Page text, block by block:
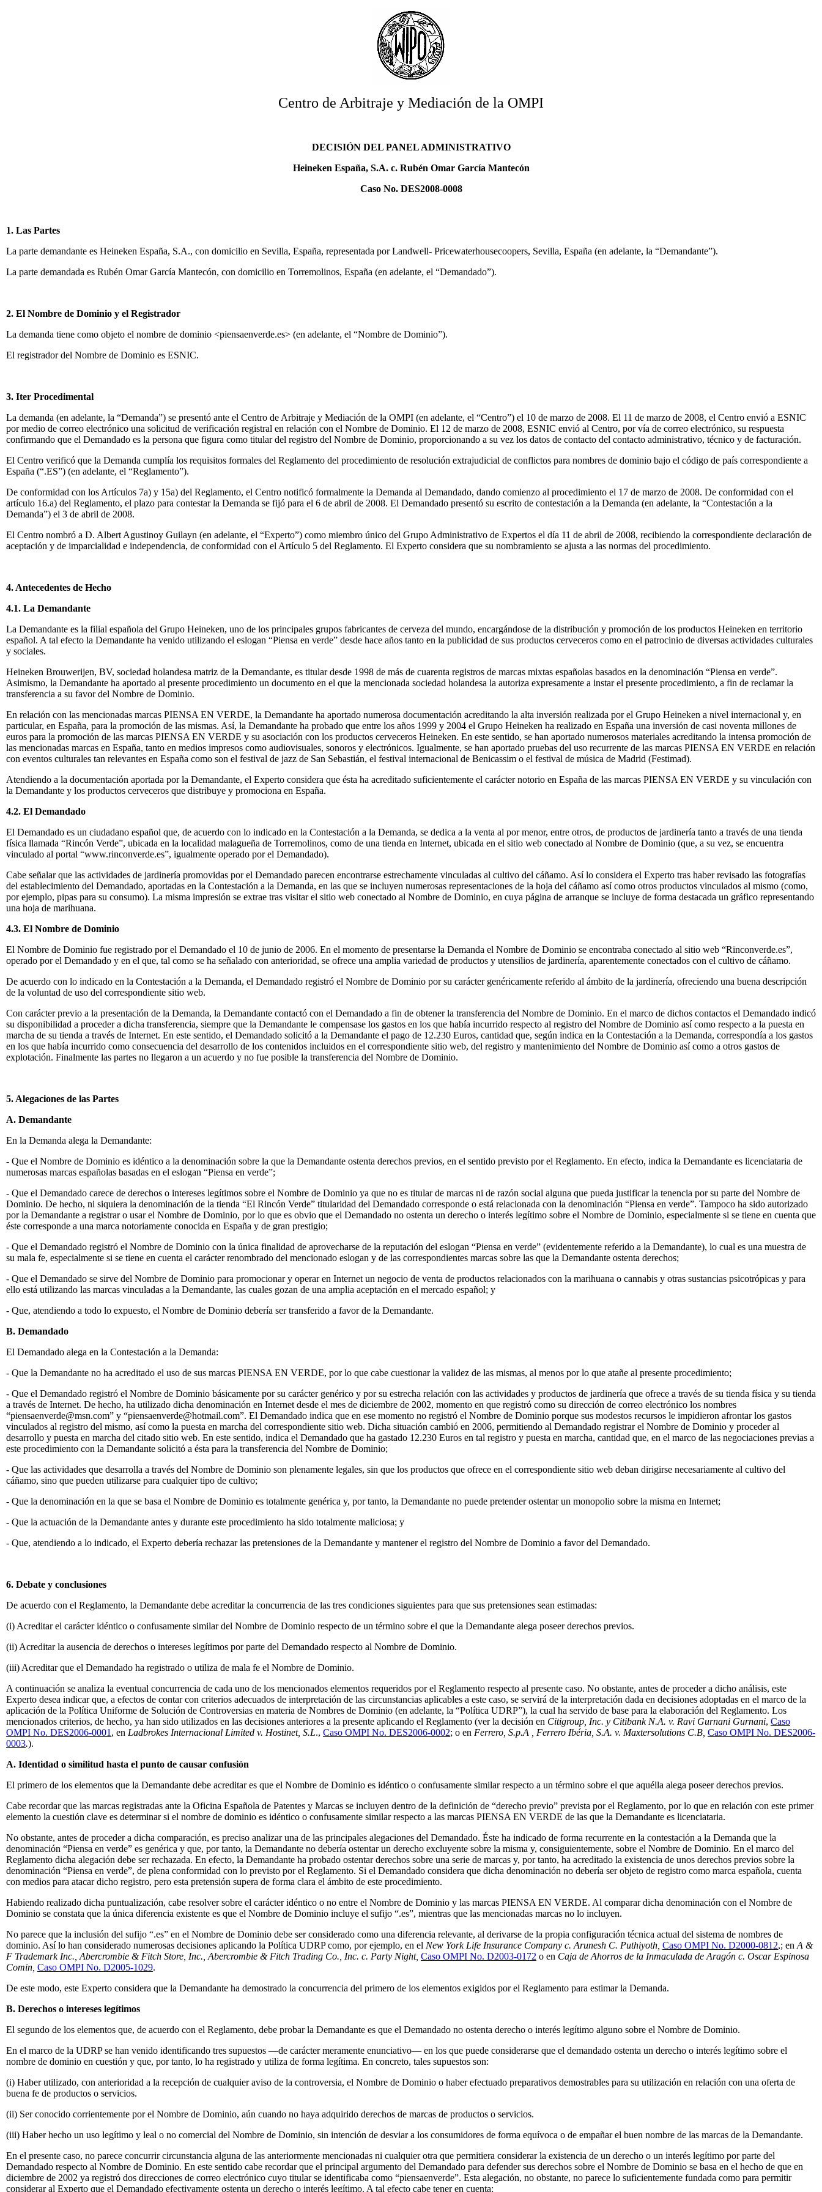
Centro de Arbitraje y Mediación de la OMPI
DECISIÓN DEL PANEL ADMINISTRATIVO
Heineken España, S.A. c. Rubén Omar García Mantecón
Caso No. DES2008-0008
1. Las Partes
La parte demandante es Heineken España, S.A., con domicilio en Sevilla, España, representada por Landwell- Pricewaterhousecoopers, Sevilla, España (en adelante, la “Demandante”).
La parte demandada es Rubén Omar García Mantecón, con domicilio en Torremolinos, España (en adelante, el “Demandado”).
2. El Nombre de Dominio y el Registrador
La demanda tiene como objeto el nombre de dominio <piensaenverde.es> (en adelante, el “Nombre de Dominio”).
El registrador del Nombre de Dominio es ESNIC.
3. Iter Procedimental
La demanda (en adelante, la “Demanda”) se presentó ante el Centro de Arbitraje y Mediación de la OMPI (en adelante, el “Centro”) el 10 de marzo de 2008. El 11 de marzo de 2008, el Centro envió a ESNIC
por medio de correo electrónico una solicitud de verificación registral en relación con el Nombre de Dominio. El 12 de marzo de 2008, ESNIC envió al Centro, por vía de correo electrónico, su respuesta
confirmando que el Demandado es la persona que figura como titular del registro del Nombre de Dominio, proporcionando a su vez los datos de contacto del contacto administrativo, técnico y de facturación.
El Centro verificó que la Demanda cumplía los requisitos formales del Reglamento del procedimiento de resolución extrajudicial de conflictos para nombres de dominio bajo el código de país correspondiente a
España (“.ES”) (en adelante, el “Reglamento”).
De conformidad con los Artículos 7a) y 15a) del Reglamento, el Centro notificó formalmente la Demanda al Demandado, dando comienzo al procedimiento el 17 de marzo de 2008. De conformidad con el
artículo 16.a) del Reglamento, el plazo para contestar la Demanda se fijó para el 6 de abril de 2008. El Demandado presentó su escrito de contestación a la Demanda (en adelante, la “Contestación a la
Demanda”) el 3 de abril de 2008.
El Centro nombró a D. Albert Agustinoy Guilayn (en adelante, el “Experto”) como miembro único del Grupo Administrativo de Expertos el día 11 de abril de 2008, recibiendo la correspondiente declaración de
aceptación y de imparcialidad e independencia, de conformidad con el Artículo 5 del Reglamento. El Experto considera que su nombramiento se ajusta a las normas del procedimiento.
4. Antecedentes de Hecho
4.1. La Demandante
La Demandante es la filial española del Grupo Heineken, uno de los principales grupos fabricantes de cerveza del mundo, encargándose de la distribución y promoción de los productos Heineken en territorio
español. A tal efecto la Demandante ha venido utilizando el eslogan “Piensa en verde” desde hace años tanto en la publicidad de sus productos cerveceros como en el patrocinio de diversas actividades culturales
y sociales.
Heineken Brouwerijen, BV, sociedad holandesa matriz de la Demandante, es titular desde 1998 de más de cuarenta registros de marcas mixtas españolas basados en la denominación “Piensa en verde”.
Asimismo, la Demandante ha aportado al presente procedimiento un documento en el que la mencionada sociedad holandesa la autoriza expresamente a instar el presente procedimiento, a fin de reclamar la
transferencia a su favor del Nombre de Dominio.
En relación con las mencionadas marcas PIENSA EN VERDE, la Demandante ha aportado numerosa documentación acreditando la alta inversión realizada por el Grupo Heineken a nivel internacional y, en
particular, en España, para la promoción de las mismas. Así, la Demandante ha probado que entre los años 1999 y 2004 el Grupo Heineken ha realizado en España una inversión de casi noventa millones de
euros para la promoción de las marcas PIENSA EN VERDE y su asociación con los productos cerveceros Heineken. En este sentido, se han aportado numerosos materiales acreditando la intensa promoción de
las mencionadas marcas en España, tanto en medios impresos como audiovisuales, sonoros y electrónicos. Igualmente, se han aportado pruebas del uso recurrente de las marcas PIENSA EN VERDE en relación
con eventos culturales tan relevantes en España como son el festival de jazz de San Sebastián, el festival internacional de Benicassim o el festival de música de Madrid (Festimad).
Atendiendo a la documentación aportada por la Demandante, el Experto considera que ésta ha acreditado suficientemente el carácter notorio en España de las marcas PIENSA EN VERDE y su vinculación con
la Demandante y los productos cerveceros que distribuye y promociona en España.
4.2. El Demandado
El Demandado es un ciudadano español que, de acuerdo con lo indicado en la Contestación a la Demanda, se dedica a la venta al por menor, entre otros, de productos de jardinería tanto a través de una tienda
física llamada “Rincón Verde”, ubicada en la localidad malagueña de Torremolinos, como de una tienda en Internet, ubicada en el sitio web conectado al Nombre de Dominio (que, a su vez, se encuentra
vinculado al portal “www.rinconverde.es”, igualmente operado por el Demandado).
Cabe señalar que las actividades de jardinería promovidas por el Demandado parecen encontrarse estrechamente vinculadas al cultivo del cáñamo. Así lo considera el Experto tras haber revisado las fotografías
del establecimiento del Demandado, aportadas en la Contestación a la Demanda, en las que se incluyen numerosas representaciones de la hoja del cáñamo así como otros productos vinculados al mismo (como,
por ejemplo, pipas para su consumo). La misma impresión se extrae tras visitar el sitio web conectado al Nombre de Dominio, en cuya página de arranque se incluye de forma destacada un gráfico representando
una hoja de marihuana.
4.3. El Nombre de Dominio
El Nombre de Dominio fue registrado por el Demandado el 10 de junio de 2006. En el momento de presentarse la Demanda el Nombre de Dominio se encontraba conectado al sitio web “Rinconverde.es”,
operado por el Demandado y en el que, tal como se ha señalado con anterioridad, se ofrece una amplia variedad de productos y utensilios de jardinería, aparentemente conectados con el cultivo de cáñamo.
De acuerdo con lo indicado en la Contestación a la Demanda, el Demandado registró el Nombre de Dominio por su carácter genéricamente referido al ámbito de la jardinería, ofreciendo una buena descripción
de la voluntad de uso del correspondiente sitio web.
Con carácter previo a la presentación de la Demanda, la Demandante contactó con el Demandado a fin de obtener la transferencia del Nombre de Dominio. En el marco de dichos contactos el Demandado indicó
su disponibilidad a proceder a dicha transferencia, siempre que la Demandante le compensase los gastos en los que había incurrido respecto al registro del Nombre de Dominio así como respecto a la puesta en
marcha de su tienda a través de Internet. En este sentido, el Demandado solicitó a la Demandante el pago de 12.230 Euros, cantidad que, según indica en la Contestación a la Demanda, correspondía a los gastos
en los que había incurrido como consecuencia del desarrollo de los contenidos incluidos en el correspondiente sitio web, del registro y mantenimiento del Nombre de Dominio así como a otros gastos de
explotación. Finalmente las partes no llegaron a un acuerdo y no fue posible la transferencia del Nombre de Dominio.
5. Alegaciones de las Partes
A. Demandante
En la Demanda alega la Demandante:
- Que el Nombre de Dominio es idéntico a la denominación sobre la que la Demandante ostenta derechos previos, en el sentido previsto por el Reglamento. En efecto, indica la Demandante es licenciataria de
numerosas marcas españolas basadas en el eslogan “Piensa en verde”;
- Que el Demandado carece de derechos o intereses legítimos sobre el Nombre de Dominio ya que no es titular de marcas ni de razón social alguna que pueda justificar la tenencia por su parte del Nombre de
Dominio. De hecho, ni siquiera la denominación de la tienda “El Rincón Verde” titularidad del Demandado corresponde o está relacionada con la denominación “Piensa en verde”. Tampoco ha sido autorizado
por la Demandante a registrar o usar el Nombre de Dominio, por lo que es obvio que el Demandado no ostenta un derecho o interés legítimo sobre el Nombre de Dominio, especialmente si se tiene en cuenta que
éste corresponde a una marca notoriamente conocida en España y de gran prestigio;
- Que el Demandado registró el Nombre de Dominio con la única finalidad de aprovecharse de la reputación del eslogan “Piensa en verde” (evidentemente referido a la Demandante), lo cual es una muestra de
su mala fe, especialmente si se tiene en cuenta el carácter renombrado del mencionado eslogan y de las correspondientes marcas sobre las que la Demandante ostenta derechos;
- Que el Demandado se sirve del Nombre de Dominio para promocionar y operar en Internet un negocio de venta de productos relacionados con la marihuana o cannabis y otras sustancias psicotrópicas y para
ello está utilizando las marcas vinculadas a la Demandante, las cuales gozan de una amplia aceptación en el mercado español; y
- Que, atendiendo a todo lo expuesto, el Nombre de Dominio debería ser transferido a favor de la Demandante.
B. Demandado
El Demandado alega en la Contestación a la Demanda:
- Que la Demandante no ha acreditado el uso de sus marcas PIENSA EN VERDE, por lo que cabe cuestionar la validez de las mismas, al menos por lo que atañe al presente procedimiento;
- Que el Demandado registró el Nombre de Dominio básicamente por su carácter genérico y por su estrecha relación con las actividades y productos de jardinería que ofrece a través de su tienda física y su tienda
a través de Internet. De hecho, ha utilizado dicha denominación en Internet desde el mes de diciembre de 2002, momento en que registró como su dirección de correo electrónico los nombres
“piensaenverde@msn.com” y “piensaenverde@hotmail.com”. El Demandado indica que en ese momento no registró el Nombre de Dominio porque sus modestos recursos le impidieron afrontar los gastos
vinculados al registro del mismo, así como la puesta en marcha del correspondiente sitio web. Dicha situación cambió en 2006, permitiendo al Demandado registrar el Nombre de Dominio y proceder al
desarrollo y puesta en marcha del citado sitio web. En este sentido, indica el Demandado que ha gastado 12.230 Euros en tal registro y puesta en marcha, cantidad que, en el marco de las negociaciones previas a
este procedimiento con la Demandante solicitó a ésta para la transferencia del Nombre de Dominio;
- Que las actividades que desarrolla a través del Nombre de Dominio son plenamente legales, sin que los productos que ofrece en el correspondiente sitio web deban dirigirse necesariamente al cultivo del
cáñamo, sino que pueden utilizarse para cualquier tipo de cultivo;
- Que la denominación en la que se basa el Nombre de Dominio es totalmente genérica y, por tanto, la Demandante no puede pretender ostentar un monopolio sobre la misma en Internet;
- Que la actuación de la Demandante antes y durante este procedimiento ha sido totalmente maliciosa; y
- Que, atendiendo a lo indicado, el Experto debería rechazar las pretensiones de la Demandante y mantener el registro del Nombre de Dominio a favor del Demandado.
6. Debate y conclusiones
De acuerdo con el Reglamento, la Demandante debe acreditar la concurrencia de las tres condiciones siguientes para que sus pretensiones sean estimadas:
(i) Acreditar el carácter idéntico o confusamente similar del Nombre de Dominio respecto de un término sobre el que la Demandante alega poseer derechos previos.
(ii) Acreditar la ausencia de derechos o intereses legítimos por parte del Demandado respecto al Nombre de Dominio.
(iii) Acreditar que el Demandado ha registrado o utiliza de mala fe el Nombre de Dominio.
A continuación se analiza la eventual concurrencia de cada uno de los mencionados elementos requeridos por el Reglamento respecto al presente caso. No obstante, antes de proceder a dicho análisis, este
Experto desea indicar que, a efectos de contar con criterios adecuados de interpretación de las circunstancias aplicables a este caso, se servirá de la interpretación dada en decisiones adoptadas en el marco de la
aplicación de la Política Uniforme de Solución de Controversias en materia de Nombres de Dominio (en adelante, la “Política UDRP”), la cual ha servido de base para la elaboración del Reglamento. Los
mencionados criterios, de hecho, ya han sido utilizados en las decisiones anteriores a la presente aplicando el Reglamento (ver la decisión en Citigroup, Inc. y Citibank N.A. v. Ravi Gurnani Gurnani, Caso
OMPI No. DES2006-0001 , en Ladbrokes Internacional Limited v. Hostinet, S.L., Caso OMPI No. DES2006-0002; o en Ferrero, S.p.A , Ferrero Ibéria, S.A. v. Maxtersolutions C.B, Caso OMPI No. DES2006-
0003.).
A. Identidad o similitud hasta el punto de causar confusión
El primero de los elementos que la Demandante debe acreditar es que el Nombre de Dominio es idéntico o confusamente similar respecto a un término sobre el que aquélla alega poseer derechos previos.
Cabe recordar que las marcas registradas ante la Oficina Española de Patentes y Marcas se incluyen dentro de la definición de “derecho previo” prevista por el Reglamento, por lo que en relación con este primer
elemento la cuestión clave es determinar si el nombre de dominio es idéntico o confusamente similar respecto a las marcas PIENSA EN VERDE de las que la Demandante es licenciataria.
No obstante, antes de proceder a dicha comparación, es preciso analizar una de las principales alegaciones del Demandado. Éste ha indicado de forma recurrente en la contestación a la Demanda que la
denominación “Piensa en verde” es genérica y que, por tanto, la Demandante no debería ostentar un derecho excluyente sobre la misma y, consiguientemente, sobre el Nombre de Dominio. En el marco del
Reglamento dicha alegación debe ser rechazada. En efecto, la Demandante ha probado ostentar derechos sobre una serie de marcas y, por tanto, ha acreditado la existencia de unos derechos previos sobre la
denominación “Piensa en verde”, de plena conformidad con lo previsto por el Reglamento. Si el Demandado considera que dicha denominación no debería ser objeto de registro como marca española, cuenta
con medios para atacar dicho registro, pero esta pretensión supera de forma clara el ámbito de este procedimiento.
Habiendo realizado dicha puntualización, cabe resolver sobre el carácter idéntico o no entre el Nombre de Dominio y las marcas PIENSA EN VERDE. Al comparar dicha denominación con el Nombre de
Dominio se constata que la única diferencia existente es que el Nombre de Dominio incluye el sufijo “.es”, mientras que las mencionadas marcas no lo incluyen.
No parece que la inclusión del sufijo “.es” en el Nombre de Dominio debe ser considerado como una diferencia relevante, al derivarse de la propia configuración técnica actual del sistema de nombres de
dominio. Así lo han considerado numerosas decisiones aplicando la Política UDRP como, por ejemplo, en el New York Life Insurance Company c. Arunesh C. Puthiyoth, Caso OMPI No. D2000-0812,; en A &
F Trademark Inc., Abercrombie & Fitch Store, Inc., Abercrombie & Fitch Trading Co., Inc. c. Party Night, Caso OMPI No. D2003-0172 o en Caja de Ahorros de la Inmaculada de Aragón c. Oscar Espinosa
Comin, Caso OMPI No. D2005-1029.
De este modo, este Experto considera que la Demandante ha demostrado la concurrencia del primero de los elementos exigidos por el Reglamento para estimar la Demanda.
B. Derechos o intereses legítimos
El segundo de los elementos que, de acuerdo con el Reglamento, debe probar la Demandante es que el Demandado no ostenta derecho o interés legítimo alguno sobre el Nombre de Dominio.
En el marco de la UDRP se han venido identificando tres supuestos —de carácter meramente enunciativo— en los que puede considerarse que el demandado ostenta un derecho o interés legítimo sobre el
nombre de dominio en cuestión y que, por tanto, lo ha registrado y utiliza de forma legítima. En concreto, tales supuestos son:
(i) Haber utilizado, con anterioridad a la recepción de cualquier aviso de la controversia, el Nombre de Dominio o haber efectuado preparativos demostrables para su utilización en relación con una oferta de
buena fe de productos o servicios.
(ii) Ser conocido corrientemente por el Nombre de Dominio, aún cuando no haya adquirido derechos de marcas de productos o servicios.
(iii) Haber hecho un uso legítimo y leal o no comercial del Nombre de Dominio, sin intención de desviar a los consumidores de forma equívoca o de empañar el buen nombre de las marcas de la Demandante.
En el presente caso, no parece concurrir circunstancia alguna de las anteriormente mencionadas ni cualquier otra que permitiera considerar la existencia de un derecho o un interés legítimo por parte del
Demandado respecto al Nombre de Dominio. En este sentido cabe recordar que el principal argumento del Demandado para defender sus derechos sobre el Nombre de Dominio se basa en el hecho de que en
diciembre de 2002 ya registró dos direcciones de correo electrónico cuyo titular se identificaba como “piensaenverde”. Esta alegación, no obstante, no parece lo suficientemente fundada como para permitir
considerar al Experto que el Demandado efectivamente ostenta un derecho o interés legítimo. A tal efecto cabe tener en cuenta: